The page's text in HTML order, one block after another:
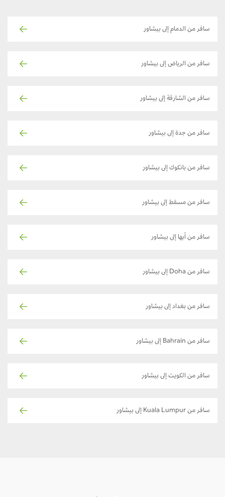
سافر من الدمام إلى بيشاور
سافر من الرياض إلى بيشاور
سافر من الشارقة إلى بيشاور
سافر من جدة إلى بيشاور
سافر من بانكوك إلى بيشاور
سافر من مسقط إلى بيشاور
سافر من أبها إلى بيشاور
سافر من Doha إلى بيشاور
سافر من بغداد إلى بيشاور
سافر من Bahrain إلى بيشاور
سافر من الكويت إلى بيشاور
سافر من Kuala Lumpur إلى بيشاور